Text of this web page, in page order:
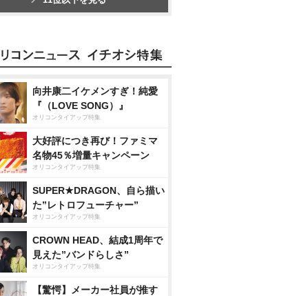
向井康二イケメンすぎ！純愛
『（LOVE SONG）』
オリコンタイアップ特集
大好評につき再び！ファミマ
名物45％増量キャンペーン
オリコンタイアップ特集
SUPER★DRAGON、自ら描い
た”レトロフューチャー”
オリコンタイアップ特集
CROWN HEAD、結成1周年で
見えた”バンドらしさ”
オリコンタイアップ特集
【驚愕】メーカー社員が推す